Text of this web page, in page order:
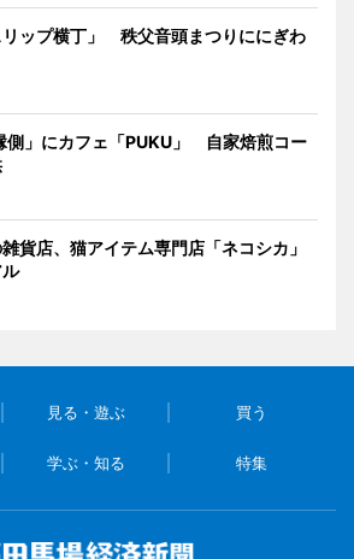
リップ横丁」 秩父音頭まつりににぎわ
側」にカフェ「PUKU」 自家焙煎コー
貨店、猫アイテム専門店「ネコシカ」
見る・遊ぶ 買う
学ぶ・知る 特集